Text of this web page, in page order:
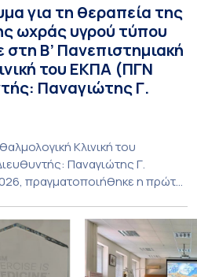
για τη θεραπεία της
ωχράς υγρού τύπου
Β’ Πανεπιστημιακή
του ΕΚΠΑ (ΠΓΝ
Παναγιώτης Γ.
Κλινική του
Παναγιώτης Γ.
πραγματοποιήθηκε η πρώτη
κλινικής μελέτης Sightspire
εκφύλιση ωχράς υγρού
καινοτόμο θεραπεία για
εκφύλιση ωχράς, […]